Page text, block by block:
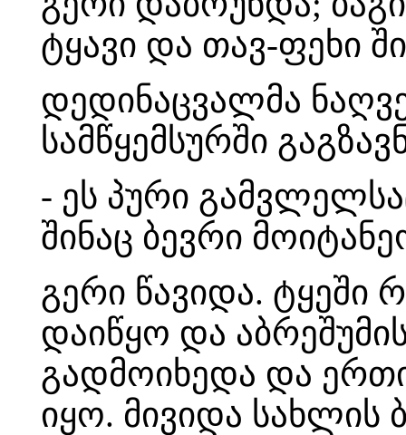
ტყავი და თავ-ფეხი
დედინაცვალმა
სამწყემსურში
- ეს პური
შინაც ბევრი
გერი წავიდა.
დაიწყო და
გადმოიხედა და
იყო. მივიდა სახლის